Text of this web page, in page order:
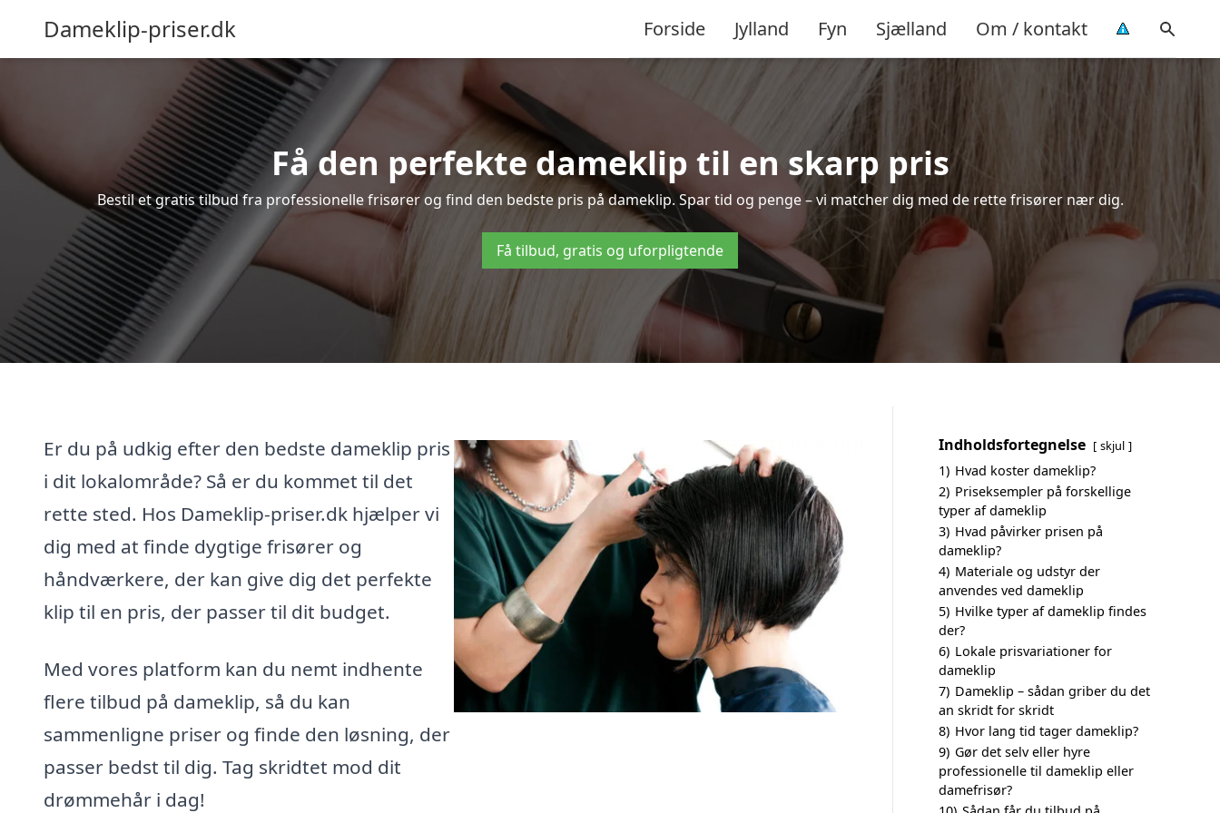
Dameklip-priser.dk Forside Jylland Fyn Sjælland Om / kontakt
Få den perfekte dameklip til en skarp pris
Bestil et gratis tilbud fra professionelle frisører og find den bedste pris på dameklip. Spar tid og penge – vi matcher dig med de rette frisører nær dig.
Få tilbud, gratis og uforpligtende
Er du på udkig efter den bedste dameklip pris
i dit lokalområde? Så er du kommet til det
rette sted. Hos Dameklip-priser.dk hjælper vi
dig med at finde dygtige frisører og
håndværkere, der kan give dig det perfekte
klip til en pris, der passer til dit budget.
Med vores platform kan du nemt indhente
flere tilbud på dameklip, så du kan
sammenligne priser og finde den løsning, der
passer bedst til dig. Tag skridtet mod dit
drømmehår i dag!
Indholdsfortegnelse skjul
1) Hvad koster dameklip?
2) Priseksempler på forskellige
typer af dameklip
3) Hvad påvirker prisen på
dameklip?
4) Materiale og udstyr der
anvendes ved dameklip
5) Hvilke typer af dameklip findes
der?
6) Lokale prisvariationer for
dameklip
7) Dameklip – sådan griber du det
an skridt for skridt
8) Hvor lang tid tager dameklip?
9) Gør det selv eller hyre
professionelle til dameklip eller
damefrisør?